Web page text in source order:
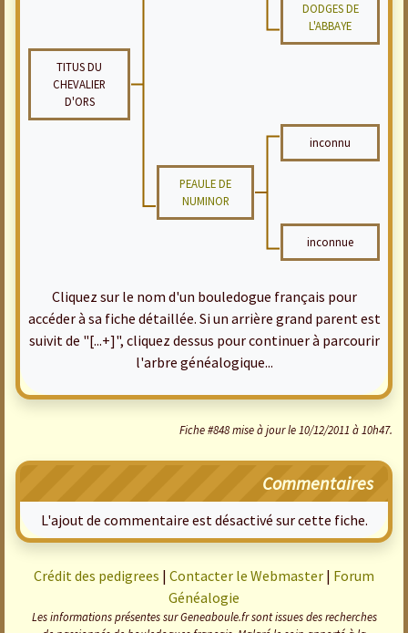
DODGES DE
L'ABBAYE
TITUS DU
CHEVALIER
D'ORS
inconnu
PEAULE DE
NUMINOR
inconnue
Cliquez sur le nom d'un bouledogue français pour
accéder à sa fiche détaillée. Si un arrière grand parent est
suivit de "[...+]", cliquez dessus pour continuer à parcourir
l'arbre généalogique...
Fiche #848 mise à jour le 10/12/2011 à 10h47.
Commentaires
L'ajout de commentaire est désactivé sur cette fiche.
Crédit des pedigrees | Contacter le Webmaster | Forum
Généalogie
Les informations présentes sur Geneaboule.fr sont issues des recherches